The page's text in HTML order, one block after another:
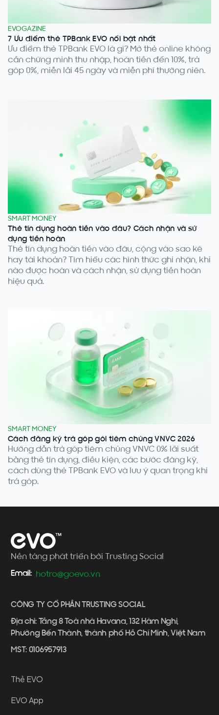
EVOGAZINE
7 Ưu điểm thẻ TPBank EVO nổi bật nhất
Ưu điểm thẻ TPBank EVO là gì? Mở thẻ online không
cần chứng minh thu nhập, hoàn tiền đến 10%, trả
góp 0%, miễn lãi 45 ngày và miễn phí thường niên.
SMART MONEY
Thẻ tín dụng hoàn tiền vào đâu? Cách nhận và sử
dụng tiền hoàn
Thẻ tín dụng hoàn tiền vào đâu, cộng vào sao kê
hay tài khoản? Tìm hiểu các hình thức ghi nhận, khi
nào được hoàn và cách nhận, sử dụng tiền hoàn
hiệu quả.
SMART MONEY
Cách đăng ký trả góp gói tiêm chủng VNVC 2026
Hướng dẫn trả góp tiêm chủng VNVC 0% lãi suất
bằng thẻ tín dụng, điều kiện, các bước đăng ký,
cách dùng thẻ TPBank EVO và lưu ý quan trọng khi
trả góp.
Nền tảng phát triển bởi Trusting Social
Email: hotro@goevo.vn
CÔNG TY CỔ PHẦN TRUSTING SOCIAL
Địa chỉ: Tầng 8 Toà nhà Havana, 132 Hàm Nghi,
Phường Bến Thành, thành phố Hồ Chí Minh, Việt Nam
MST: 0106957913
Thẻ EVO
EVO App